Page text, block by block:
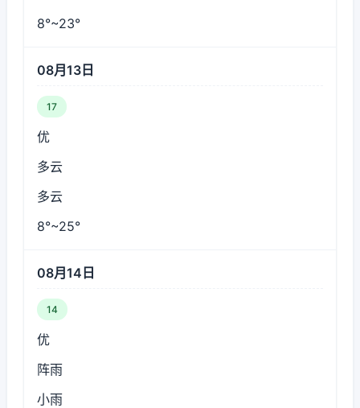
8°~23°
08月13日
17
优
多云
多云
8°~25°
08月14日
14
优
阵雨
小雨